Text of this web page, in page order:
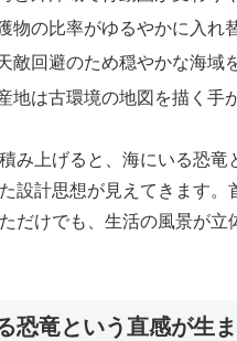
物の比率がゆるやかに入れ
敵回避のため穏やかな海域
地は古環境の地図を描く手
み上げると、海にいる恐竜
設計思想が見えてきます。
だけでも、生活の風景が立
恐竜という直感が生